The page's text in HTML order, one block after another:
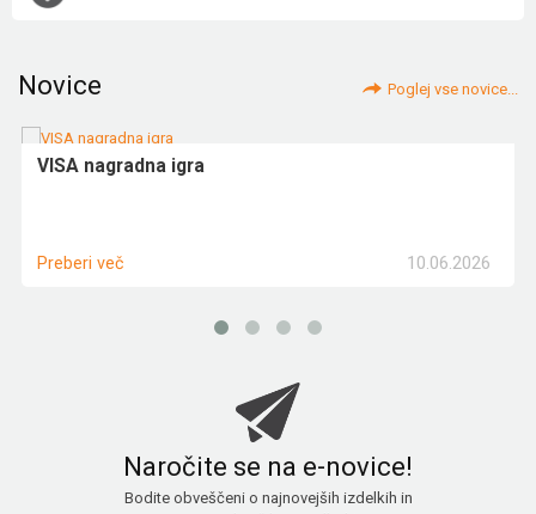
Novice Poglej vse novice...
VISA nagradna igra
10.06.2026
Preberi več
Naročite se na e-novice!
Bodite obveščeni o najnovejših izdelkih in